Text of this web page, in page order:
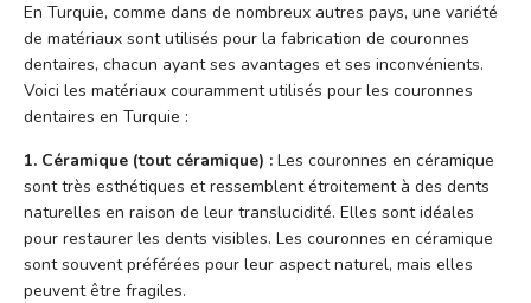
En Turquie, comme dans de nombreux autres pays, une variété
de matériaux sont utilisés pour la fabrication de couronnes
dentaires, chacun ayant ses avantages et ses inconvénients.
Voici les matériaux couramment utilisés pour les couronnes
dentaires en Turquie :
1. Céramique (tout céramique) : Les couronnes en céramique
sont très esthétiques et ressemblent étroitement à des dents
naturelles en raison de leur translucidité. Elles sont idéales
pour restaurer les dents visibles. Les couronnes en céramique
sont souvent préférées pour leur aspect naturel, mais elles
peuvent être fragiles.